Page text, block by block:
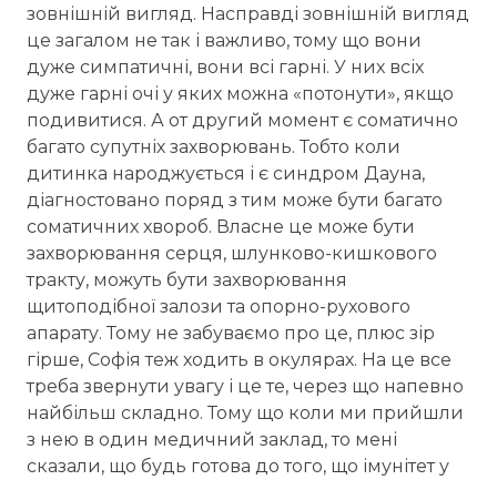
зовнішній вигляд. Насправді зовнішній вигляд
це загалом не так і важливо, тому що вони
дуже симпатичні, вони всі гарні. У них всіх
дуже гарні очі у яких можна «потонути», якщо
подивитися. А от другий момент є соматично
багато супутніх захворювань. Тобто коли
дитинка народжується і є синдром Дауна,
діагностовано поряд з тим може бути багато
соматичних хвороб. Власне це може бути
захворювання серця, шлунково-кишкового
тракту, можуть бути захворювання
щитоподібної залози та опорно-рухового
апарату. Тому не забуваємо про це, плюс зір
гірше, Софія теж ходить в окулярах. На це все
треба звернути увагу і це те, через що напевно
найбільш складно. Тому що коли ми прийшли
з нею в один медичний заклад, то мені
сказали, що будь готова до того, що імунітет у